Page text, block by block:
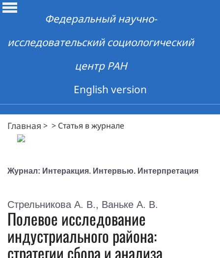
Федеральный научно-
исследовательский социологический
центр РАН
English version
Главная > > Статья в журнале
Журнал: Интеракция. Интервью. Интерпретация
Стрельникова А. В., Ваньке А. В.
Полевое исследование
индустриального района:
стратегии сбора и анализа